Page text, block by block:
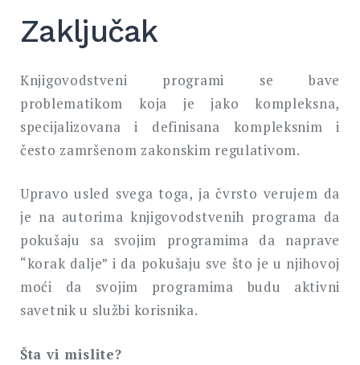
Zaključak
Knjigovodstveni programi se bave
problematikom koja je jako kompleksna,
specijalizovana i definisana kompleksnim i
često zamršenom zakonskim regulativom.
Upravo usled svega toga, ja čvrsto verujem da
je na autorima knjigovodstvenih programa da
pokušaju sa svojim programima da naprave
“korak dalje” i da pokušaju sve što je u njihovoj
moći da svojim programima budu aktivni
savetnik u službi korisnika.
Šta vi mislite?